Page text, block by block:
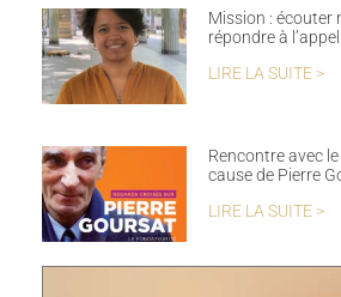
Mission : écouter
répondre à l’appel
LIRE LA SUITE >
Rencontre avec
cause de Pierre
LIRE LA SUITE >